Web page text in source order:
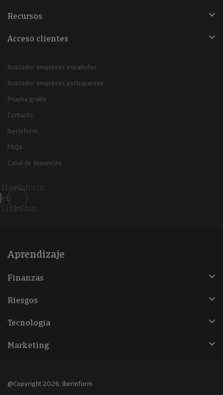
Recursos
Acceso clientes
Buscador empresas españolas
Buscador empresas portuguesas
Prueba gratis
Contacto
Iberinform
FAQs
Canal de denuncias
Iberinform
en
Linkedin
Aprendizaje
Finanzas
Riesgos
Tecnología
Marketing
@Copyright 2026, Iberinform